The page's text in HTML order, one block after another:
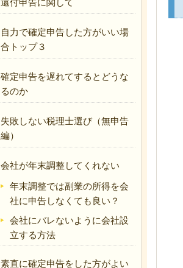
自力で確定申告した方がいい場
合トップ３
確定申告を遅れてするとどうな
るのか
失敗しない税理士選び（無申告
編）
会社が年末調整してくれない
年末調整では副業の所得を会
社に申告しなくても良い？
会社にバレないように会社設
立する方法
素直に確定申告をした方がよい